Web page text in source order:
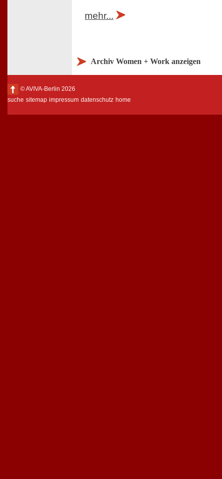
mehr...
Archiv Women + Work anzeigen
© AVIVA-Berlin 2026
suche sitemap impressum datenschutz home